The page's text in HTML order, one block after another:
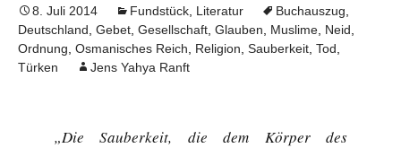
8. Juli 2014 Fundstück Literatur Buchauszug
Deutschland Gebet Gesellschaft Glauben Muslime Neid
Ordnung Osmanisches Reich Religion Sauberkeit Tod
Türken
Jens Yahya Ranft
„Die Sauberkeit, die dem Körper des